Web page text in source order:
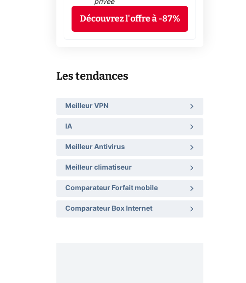
privée
Découvrez l'offre à -87%
Les tendances
Meilleur VPN
IA
Meilleur Antivirus
Meilleur climatiseur
Comparateur Forfait mobile
Comparateur Box Internet